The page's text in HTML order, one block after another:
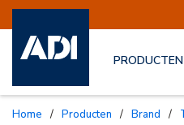
opgeschort
PRODUCTEN
Home / Producten / Brand /